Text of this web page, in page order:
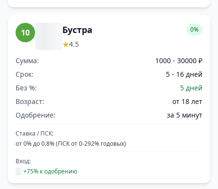
10 Бустра
★4.5
0%
Сумма:
1000 - 30000 ₽
Срок:
5 - 16 дней
Без %:
5 дней
Возраст:
от 18 лет
Одобрение:
за 5 минут
Ставка / ПСК:
от 0% до 0.8% (ПСК от 0-292% годовых)
Вход:
+75% к одобрению